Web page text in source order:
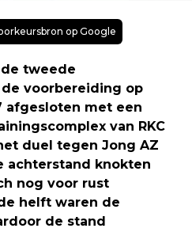
op Google
de tweede
voorbereiding op
afgesloten met een
van RKC
duel tegen Jong AZ
achterstand knokten
nog voor rust
helft waren de
de stand